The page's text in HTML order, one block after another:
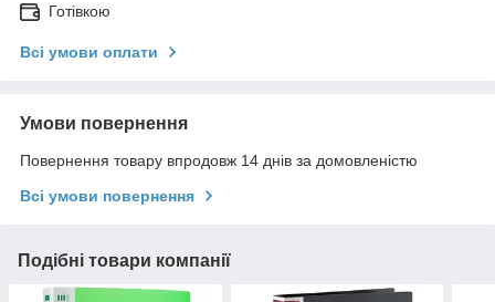
Готівкою
Всі умови оплати
Умови повернення
Повернення товару впродовж 14 днів за домовленістю
Всі умови повернення
Подібні товари компанії